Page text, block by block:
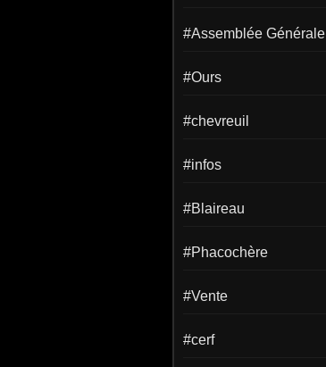
#Assemblée Générale
#Ours
#chevreuil
#infos
#Blaireau
#Phacochère
#Vente
#cerf